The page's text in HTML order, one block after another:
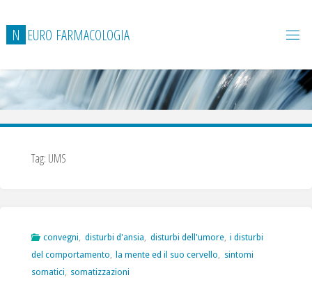
contenuto
N EURO FARMACOLOGIA
Tag: UMS
convegni, disturbi d'ansia, disturbi dell'umore, i disturbi
del comportamento, la mente ed il suo cervello, sintomi
somatici, somatizzazioni